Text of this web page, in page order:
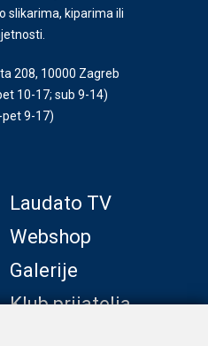
slikarima, kiparima ili
208, 10000 Zagreb
10-17; sub 9-14)
9-17)
Laudato TV
Webshop
Galerije
Klub prijatelja